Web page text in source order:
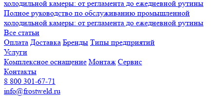
Полное руководство по обслуживанию промышленной
холодильной камеры: от регламента до ежедневной рутины
Все статьи
Оплата Доставка Бренды Типы предприятий
Услуги
Комплексное оснащение Монтаж Сервис
Контакты
8 800 301-67-71
info@frostweld.ru